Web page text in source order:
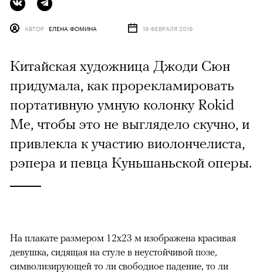
АВТОР ЕЛЕНА ФОМИНА 19 ФЕВРАЛЯ 2019
Китайская художница Джоди Сюн
придумала, как прорекламировать
портативную умную колонку Rokid
Me, чтобы это не выглядело скучно, и
привлекла к участию виолончелиста,
рэпера и певца Куньшаньской оперы.
На плакате размером 12х23 м изображена красивая
девушка, сидящая на стуле в неустойчивой позе,
символизирующей то ли свободное падение, то ли